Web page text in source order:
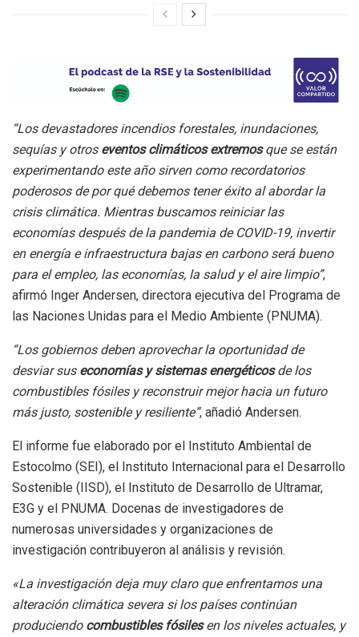
“Los devastadores incendios forestales, inundaciones,
sequías y otros eventos climáticos extremosque se están
experimentando este año sirven como recordatorios
poderosos de por qué debemos tener éxito al abordar la
crisis climática. Mientras buscamos reiniciar las
economías después de la pandemia de COVID-19, invertir
en energía e infraestructura bajas en carbono será bueno
para el empleo, las economías, la salud y el aire limpio”,
afirmó Inger Andersen, directora ejecutiva del Programa de
las Naciones Unidas para el Medio Ambiente (PNUMA).
“Los gobiernos deben aprovechar la oportunidad de
desviar sus economías y sistemas energéticosde los
combustibles fósiles y reconstruir mejor hacia un futuro
más justo, sostenible y resiliente”, añadió Andersen.
El informe fue elaborado por el Instituto Ambiental de
Estocolmo (SEI), el Instituto Internacional para el Desarrollo
Sostenible (IISD), el Instituto de Desarrollo de Ultramar,
E3G y el PNUMA. Docenas de investigadores de
numerosas universidades y organizaciones de
investigación contribuyeron al análisis y revisión.
«La investigación deja muy claro que enfrentamos una
alteración climática severa si los países continúan
produciendo combustibles fósilesen los niveles actuales, y